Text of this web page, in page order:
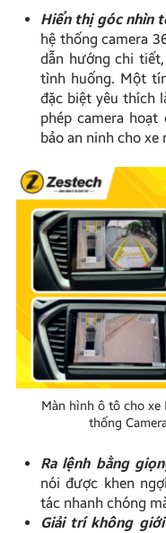
Hiển thị góc nhìn
hệ thống camera
dẫn hướng chi
tình huống. Một
đặc biệt yêu thích
phép camera
bảo an ninh cho xe
Màn hình ô tô cho
thống
Ra lệnh bằng
nói được khen
tác nhanh chóng
Giải trí không giới